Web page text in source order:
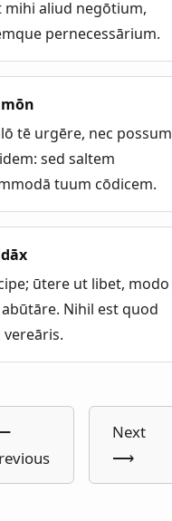
mihi aliud negōtium,
pernecessārium.
tē urgēre, nec possum
sed saltem
tuum cōdicem.
ūtere ut libet, modo
Nihil est quod
vereāris.
Next
⟶